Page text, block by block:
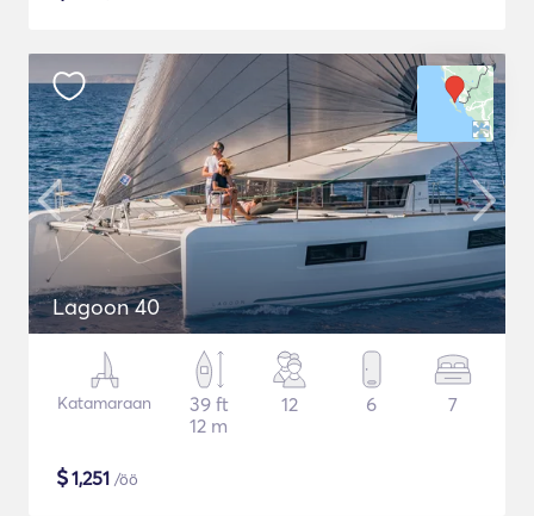
Lagoon 40
Katamaraan
39 ft
12 m
12 6 7
$1,251 /öö